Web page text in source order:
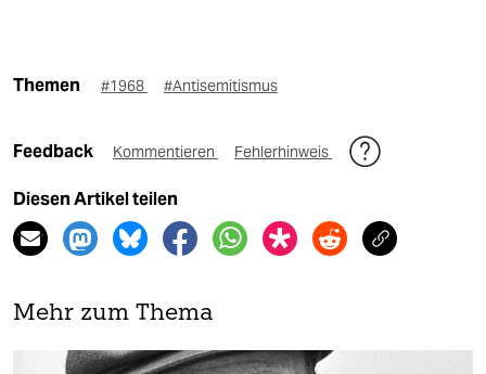
Themen #1968 #Antisemitismus
Feedback Kommentieren Fehlerhinweis
Diesen Artikel teilen
Mehr zum Thema